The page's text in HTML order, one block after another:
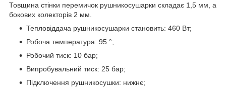
Товщина стінки перемичок рушникосушарки складає 1,5 мм, а
бокових колекторів 2 мм.
Тепловіддача рушникосушарки становить: 460 Вт;
Робоча температура: 95 °;
Робочий тиск: 10 бар;
Випробувальний тиск: 25 бар;
Підключення рушникосушки: нижнє;